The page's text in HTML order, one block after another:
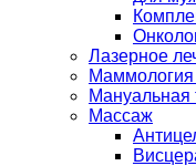
Лазерное
Мануальная
Массаж